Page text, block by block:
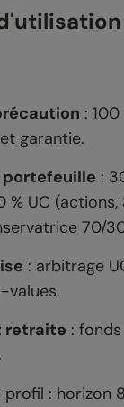
:
garantie.
:
UC (actions,
70/
: arbitrage
values.
retraite :
: horizon